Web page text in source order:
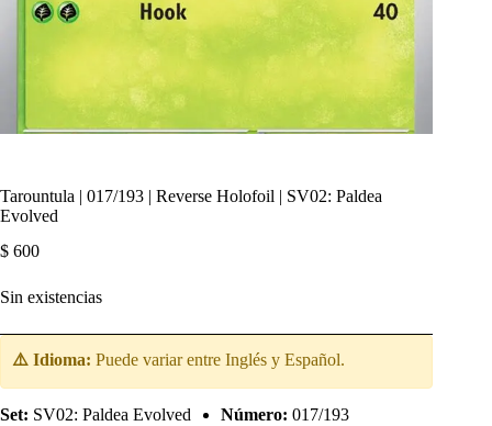
Tarountula | 017/193 | Reverse Holofoil | SV02: Paldea
Evolved
$ 600
Sin existencias
⚠️ Idioma: Puede variar entre Inglés y Español.
Set: SV02: Paldea Evolved Número: 017/193